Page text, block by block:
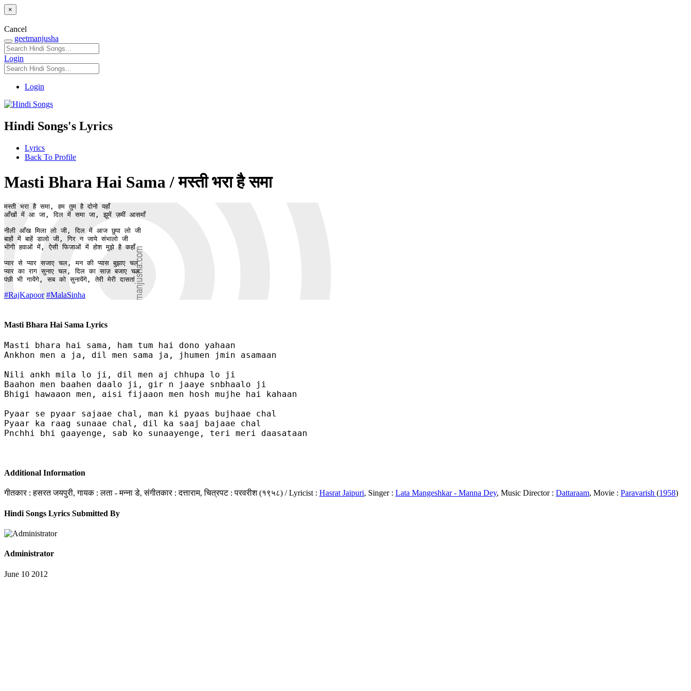
×
Cancel
geetmanjusha
Login
Login
Hindi Songs's Lyrics
Lyrics
Back To Profile
Masti Bhara Hai Sama / मस्ती भरा है समा
मस्ती भरा है समा, हम तुम है दोनो यहाँ
आँखों में आ जा, दिल में समा जा, झूमें ज़मीं आसमाँ
नीली आँख मिला लो जी, दिल में आज छुपा लो जी
बाहों में बाहें डालो जी, गिर न जाये संभालो जी
भीगी हवाओं में, ऐसी फिजाओं में होश मुझे है कहाँ
प्यार से प्यार सजाए चल, मन की प्यास बुझाए चल
प्यार का राग सुनाए चल, दिल का साज़ बजाए चल
पंछी भी गायेंगे, सब को सुनायेंगे, तेरी मेरी दासतां
#RajKapoor #MalaSinha
Masti Bhara Hai Sama Lyrics
Masti bhara hai sama, ham tum hai dono yahaan
Ankhon men a ja, dil men sama ja, jhumen jmin asamaan
Nili ankh mila lo ji, dil men aj chhupa lo ji
Baahon men baahen daalo ji, gir n jaaye snbhaalo ji
Bhigi hawaaon men, aisi fijaaon men hosh mujhe hai kahaan
Pyaar se pyaar sajaae chal, man ki pyaas bujhaae chal
Pyaar ka raag sunaae chal, dil ka saaj bajaae chal
Pnchhi bhi gaayenge, sab ko sunaayenge, teri meri daasataan
Additional Information
गीतकार : हसरत जयपुरी, गायक : लता - मन्ना डे, संगीतकार : दत्ताराम, चित्रपट : परवरीश (१९५८) / Lyricist : Hasrat Jaipuri, Singer : Lata Mangeshkar - Manna Dey, Music Director : Dattaraam, Movie : Paravarish (1958)
Hindi Songs Lyrics Submitted By
Administrator
June 10 2012